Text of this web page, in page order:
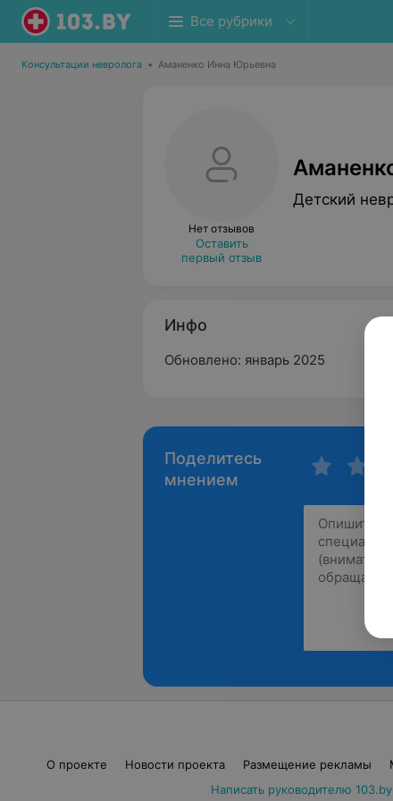
Все рубрики
Консультации невролога • Аманенко Инна Юрьевна
Нет отзывов
Оставить
первый отзыв
Детский
Инфо
Обновлено: январь 2025
Поделитесь
мнением
О проекте Новости проекта Размещение рекламы
Написать руководителю 103.by